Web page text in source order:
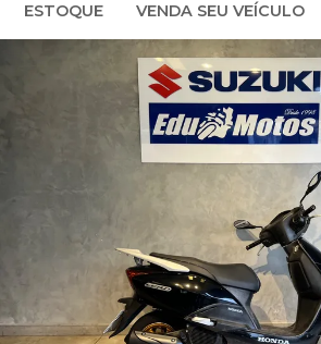
ESTOQUE VENDA SEU VEÍCULO